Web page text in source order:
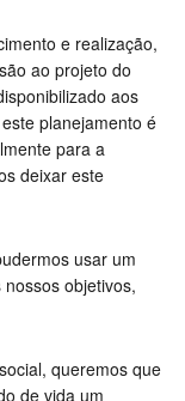
e realização,
ao projeto do
aos
planejamento é
para a
deixar este
usar um
objetivos,
queremos que
de vida um